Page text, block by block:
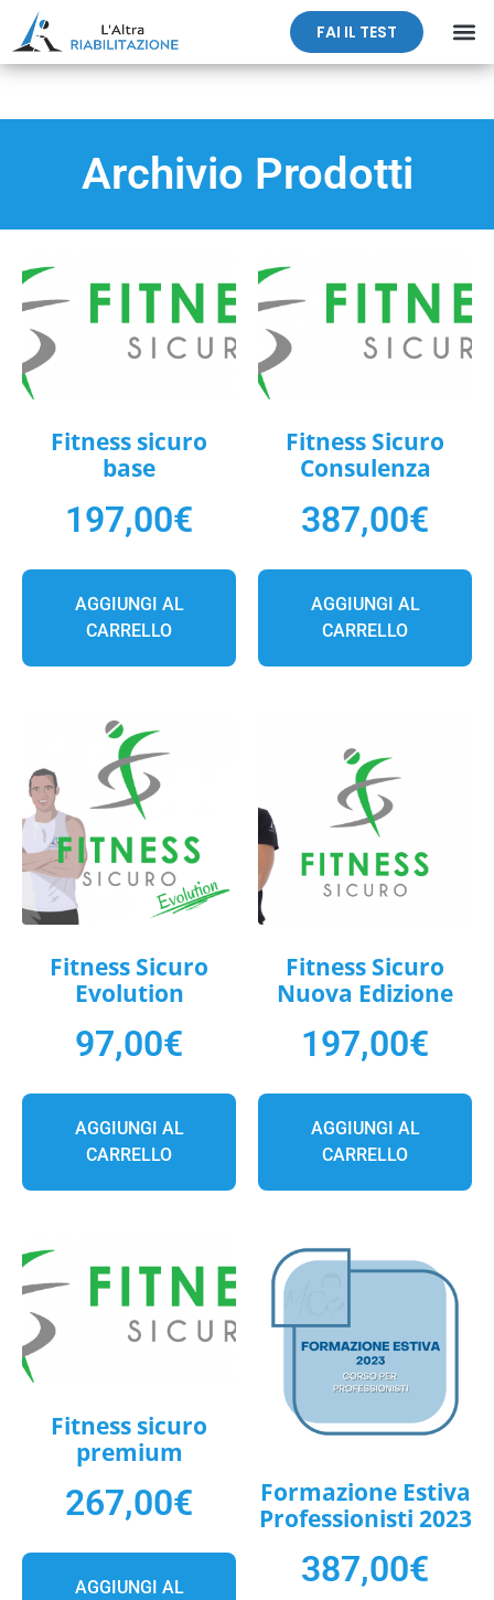
FAI IL TEST
Archivio Prodotti
Fitness sicuro
base
197,00€
AGGIUNGI AL
CARRELLO
Fitness Sicuro
Consulenza
387,00€
AGGIUNGI AL
CARRELLO
Fitness Sicuro
Evolution
97,00€
AGGIUNGI AL
CARRELLO
Fitness Sicuro
Nuova Edizione
197,00€
AGGIUNGI AL
CARRELLO
Fitness sicuro
premium
267,00€
AGGIUNGI AL
Formazione Estiva
Professionisti 2023
387,00€